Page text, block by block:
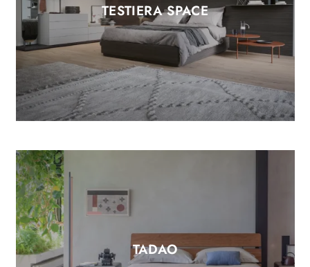
TESTIERA SPACE
TADAO